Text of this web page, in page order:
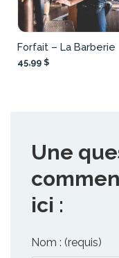
Forfait – La Barberie
45,99 $
Une
ici :
Nom : (requis)